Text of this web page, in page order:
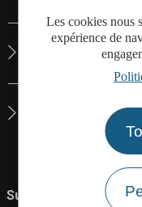
Les cookies nous
expérience de
Le site de Rodez
La carte
Suivez-nous